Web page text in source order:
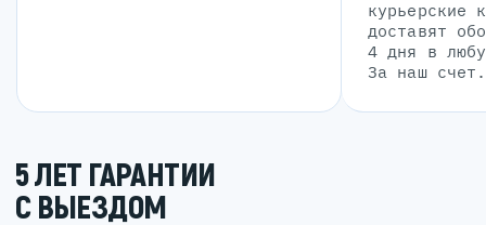
курьерские
доставят
4 дня в
За наш счет.
5 ЛЕТ ГАРАНТИИ
С ВЫЕЗДОМ